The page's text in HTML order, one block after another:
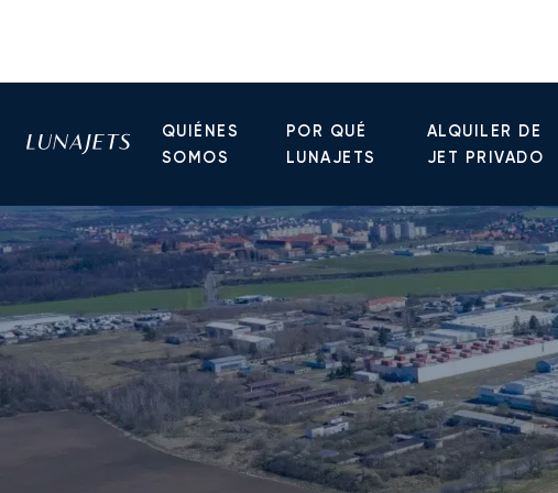
QUIÉNES
SOMOS
POR QUÉ
LUNAJETS
ALQUILER DE
JET PRIVADO